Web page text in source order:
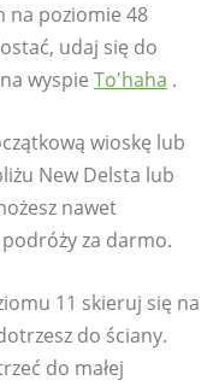
na poziomie 48
udaj się do
wyspie To'haha .
wioskę lub
New Delsta lub
nawet
za darmo.
11 skieruj się na
do ściany.
do małej